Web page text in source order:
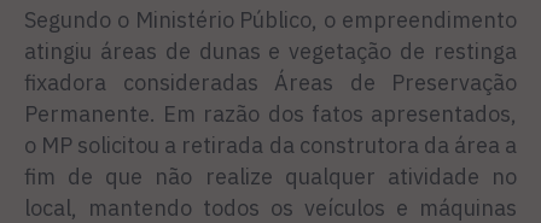
Segundo o Ministério Público, o empreendimento
atingiu áreas de dunas e vegetação de restinga
fixadora consideradas Áreas de Preservação
Permanente. Em razão dos fatos apresentados,
o MP solicitou a retirada da construtora da área a
fim de que não realize qualquer atividade no
local, mantendo todos os veículos e máquinas